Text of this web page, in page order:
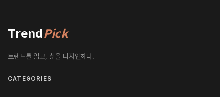
TrendPick
트렌드를 읽고, 삶을 디자인하다.
CATEGORIES